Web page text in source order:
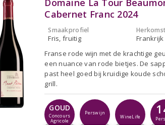
Cabernet Franc 2024
Smaakprofiel
Fris, fruitig
Herkomst
Frankrijk
Franse rode wijn met de krachtige
een nuance van rode bietjes. De
past heel goed bij kruidige koude
grill.
GOUD
Concours
Agricole
Perswijn
WineLife